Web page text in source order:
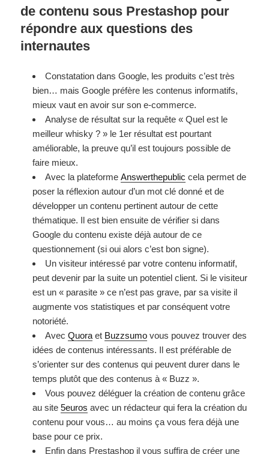
de contenu sous Prestashop pour
répondre aux questions des
internautes
Constatation dans Google, les produits c’est très
bien… mais Google préfère les contenus informatifs,
mieux vaut en avoir sur son e-commerce.
Analyse de résultat sur la requête « Quel est le
meilleur whisky ? » le 1er résultat est pourtant
améliorable, la preuve qu’il est toujours possible de
faire mieux.
Avec la plateformeAnswerthepublic cela permet de
poser la réflexion autour d’un mot clé donné et de
développer un contenu pertinent autour de cette
thématique. Il est bien ensuite de vérifier si dans
Google du contenu existe déjà autour de ce
questionnement (si oui alors c’est bon signe).
Un visiteur intéressé par votre contenu informatif,
peut devenir par la suite un potentiel client. Si le visiteur
est un « parasite » ce n’est pas grave, par sa visite il
augmente vos statistiques et par conséquent votre
notoriété.
AvecQuora et Buzzsumo vous pouvez trouver des
idées de contenus intéressants. Il est préférable de
s’orienter sur des contenus qui peuvent durer dans le
temps plutôt que des contenus à « Buzz ».
Vous pouvez déléguer la création de contenu grâce
au site5euros avec un rédacteur qui fera la création du
contenu pour vous… au moins ça vous fera déjà une
base pour ce prix.
Enfin dans Prestashop il vous suffira de créer une